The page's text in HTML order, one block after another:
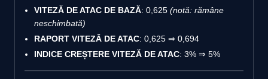
VITEZĂ DE ATAC DE BAZĂ: 0,625 (notă: rămâne
neschimbată)
RAPORT VITEZĂ DE ATAC: 0,625 ⇒ 0,694
INDICE CREȘTERE VITEZĂ DE ATAC: 3% ⇒ 5%